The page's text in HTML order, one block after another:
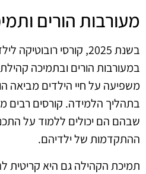
מעורבות הורים
בשנת 2025, קורסי
במעורבות הורים ובתמיכה
משפיעה על חיי הילדים מביאה
בתהליך הלמידה. קורסים רבים
שבהם הם יכולים ללמוד על
ההתקדמות של ילדיהם.
תמיכת הקהילה גם היא קריטית